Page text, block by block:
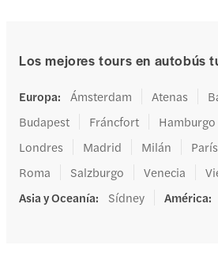
Los mejores tours en autobús
Europa: Ámsterdam Atenas
Budapest
Fráncfort Hamburgo
Londres
Madrid Milán París
Roma
Salzburgo Venecia
Asia y Oceanía: Sídney América: